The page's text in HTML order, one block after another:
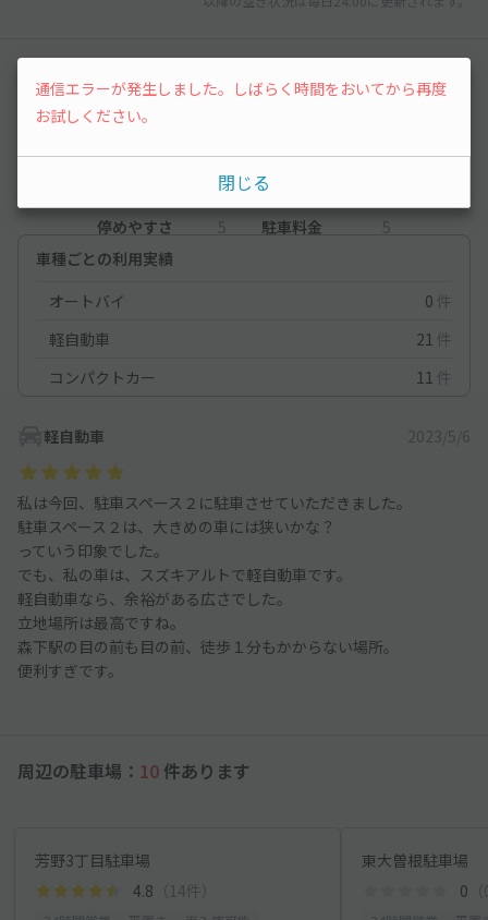
5
5 立地
停めやすさ
5 駐車料金
5
車種ごとの利用実績
オートバイ
0 件
軽自動車
21 件
コンパクトカー
11 件
軽自動車 2023/5/6
私は今回、駐車スペース２に駐車させていただきました。
駐車スペース２は、大きめの車には狭いかな？
っていう印象でした。
でも、私の車は、スズキアルトで軽自動車です。
軽自動車なら、余裕がある広さでした。
立地場所は最高ですね。
森下駅の目の前も目の前、徒歩１分もかからない場所。
便利すぎです。
周辺の駐車場： 10 件あります
芳野3丁目駐車場
4.8 （14件）
東大曽根駐車場
0
通信エラーが発生しました。しばらく時間をおいてから再度
お試しください。
閉じる